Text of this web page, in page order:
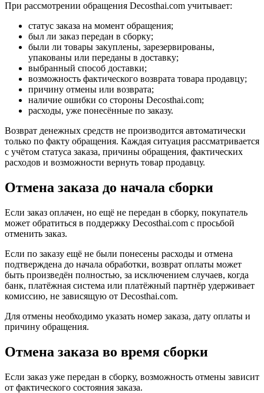
При рассмотрении обращения Decosthai.com учитывает:
статус заказа на момент обращения;
был ли заказ передан в сборку;
были ли товары закуплены, зарезервированы,
упакованы или переданы в доставку;
выбранный способ доставки;
возможность фактического возврата товара продавцу;
причину отмены или возврата;
наличие ошибки со стороны Decosthai.com;
расходы, уже понесённые по заказу.
Возврат денежных средств не производится автоматически
только по факту обращения. Каждая ситуация рассматривается
с учётом статуса заказа, причины обращения, фактических
расходов и возможности вернуть товар продавцу.
Отмена заказа до начала сборки
Если заказ оплачен, но ещё не передан в сборку, покупатель
может обратиться в поддержку Decosthai.com с просьбой
отменить заказ.
Если по заказу ещё не были понесены расходы и отмена
подтверждена до начала обработки, возврат оплаты может
быть произведён полностью, за исключением случаев, когда
банк, платёжная система или платёжный партнёр удерживает
комиссию, не зависящую от Decosthai.com.
Для отмены необходимо указать номер заказа, дату оплаты и
причину обращения.
Отмена заказа во время сборки
Если заказ уже передан в сборку, возможность отмены зависит
от фактического состояния заказа.